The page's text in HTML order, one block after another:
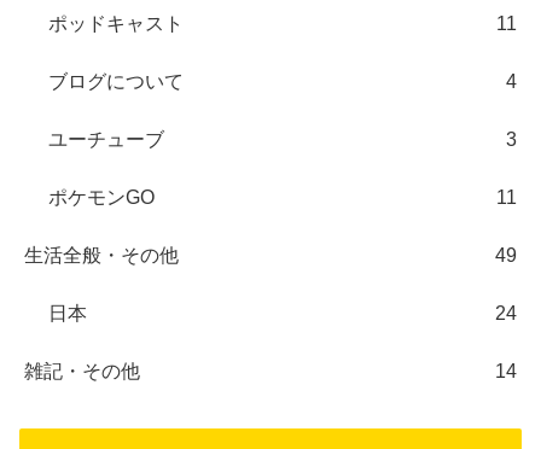
ポッドキャスト 11
ブログについて 4
ユーチューブ 3
ポケモンGO 11
生活全般・その他 49
日本 24
雑記・その他 14